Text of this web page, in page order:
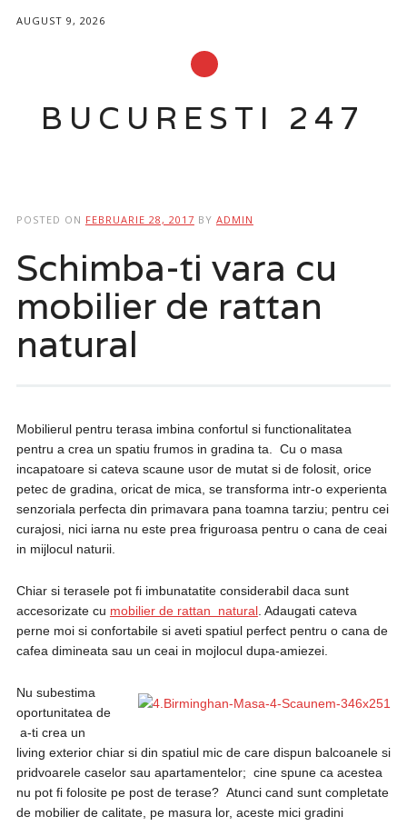
AUGUST 9, 2026
BUCURESTI 247
POSTED ON FEBRUARIE 28, 2017 BY ADMIN
Schimba-ti vara cu
mobilier de rattan
natural
Mobilierul pentru terasa imbina confortul si functionalitatea
pentru a crea un spatiu frumos in gradina ta. Cu o masa
incapatoare si cateva scaune usor de mutat si de folosit, orice
petec de gradina, oricat de mica, se transforma intr-o experienta
senzoriala perfecta din primavara pana toamna tarziu; pentru cei
curajosi, nici iarna nu este prea friguroasa pentru o cana de ceai
in mijlocul naturii.
Chiar si terasele pot fi imbunatatite considerabil daca sunt
accesorizate cu mobilier de rattan natural. Adaugati cateva
perne moi si confortabile si aveti spatiul perfect pentru o cana de
cafea dimineata sau un ceai in mojlocul dupa-amiezei.
Nu subestima
oportunitatea de
a-ti crea un
living exterior chiar si din spatiul mic de care dispun balcoanele si
pridvoarele caselor sau apartamentelor; cine spune ca acestea
nu pot fi folosite pe post de terase? Atunci cand sunt completate
de mobilier de calitate, pe masura lor, aceste mici gradini